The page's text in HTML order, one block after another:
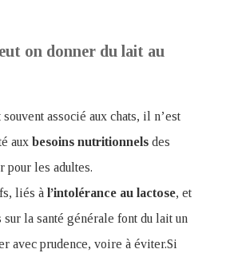
on donner du lait au
associé aux chats, il n’est
aux besoins nutritionnels des
les adultes.
liés à l’intolérance au lactose, et
la santé générale font du lait un
avec prudence, voire à éviter.Si